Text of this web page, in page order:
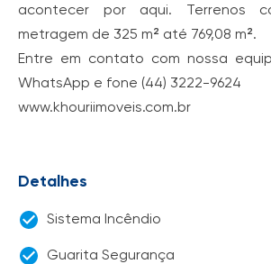
acontecer por aqui. Terrenos
metragem de 325 m² até 769,08 m².
Entre em contato com nossa
WhatsApp e fone (44) 3222-9624
www.khouriimoveis.com.br
Detalhes
Sistema Incêndio
Guarita Segurança